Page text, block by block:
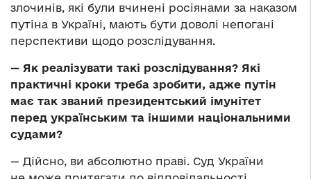
злочинів, які були вчинені росіянами за наказом
путіна в Україні, мають бути доволі непогані
перспективи щодо розслідування.
— Як реалізувати такі розслідування? Які
практичні кроки треба зробити, адже путін
має так званий президентський імунітет
перед українським та іншими національними
судами?
— Дійсно, ви абсолютно праві. Суд України